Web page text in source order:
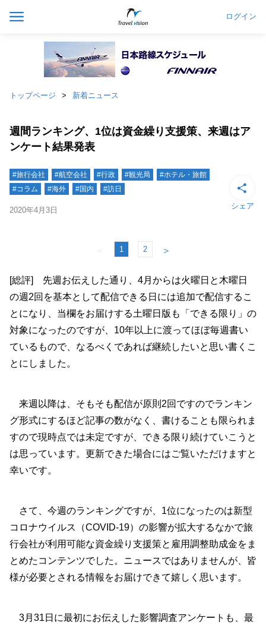
ログイン
トップページ 新着ニュース
週間ランキング、1位は資金繰り支援策、来週はア
ンケート結果発表
#旅行会社 #航空会社 #行政 #観光局
#ホテル・旅館
#コラム
#海外 #国内 #訪日
2020年4月3日 シェア
＜ 1 2 ＞
[総評] 先週お伝えした通り、4月からは火曜日と木曜日
の週2回を基本として配信できる日には追加で配信するこ
とになり、当欄をお届けする土曜日版も「できる限り」の
対象になったのですが、10年以上に渡ってほぼ毎週書い
ているもので、なるべくであれば継続したいと思い書くこ
とにしました。
来週以降は、そもそも配信が原則2回ですのでランキン
グ形式にするほど記事の数がなく、書けることも限られま
すので現時点では未定ですが、できる限り続けていこうと
は思っています。更新できた場合にはご覧いただけますと
幸いです。
さて、今週のランキングですが、1位になったのは新型
コロナウイルス（COVID-19）の影響が拡大するなかで旅
行会社が利用可能な資金繰り支援策と雇用調整助成金をま
とめたコンテンツでした。ニュースではありませんが、皆
様が必要とされる情報をお届けできて嬉しく思います。
3月31日に最初にお伝えした影響調査アンケートも、最